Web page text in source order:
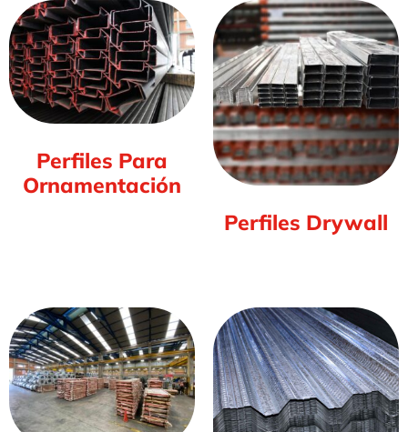
Perfiles Para
Ornamentación
Perfiles Drywall